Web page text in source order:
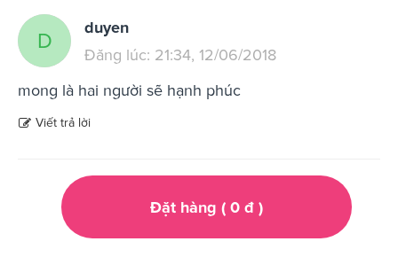
D
duyen
Đăng lúc: 21:34, 12/06/2018
mong là hai người sẽ hạnh phúc
Viết trả lời
Đặt hàng ( 0đ )